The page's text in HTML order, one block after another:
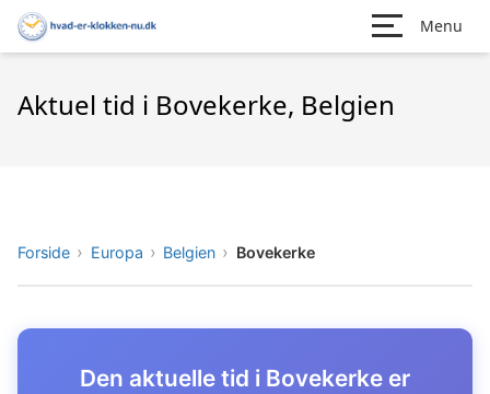
Menu
Aktuel tid i Bovekerke, Belgien
Forside Europa Belgien Bovekerke
Den aktuelle tid i Bovekerke er